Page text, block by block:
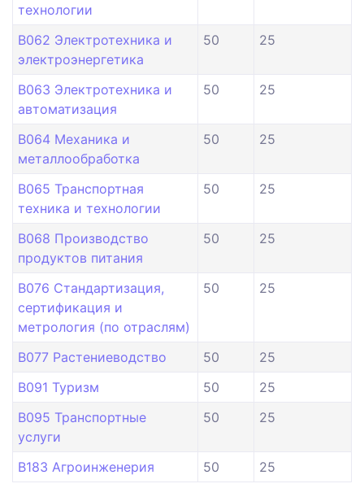
технологии
B062 Электротехника и
электроэнергетика
50 25
B063 Электротехника и
автоматизация
50 25
B064 Механика и
металлообработка
50 25
B065 Транспортная
техника и технологии
50 25
B068 Производство
продуктов питания
50 25
B076 Стандартизация,
сертификация и
метрология (по отраслям)
50 25
B077 Растениеводство 50
25
B091 Туризм
50
25
B095 Транспортные
услуги
50 25
B183 Агроинженерия 50 25